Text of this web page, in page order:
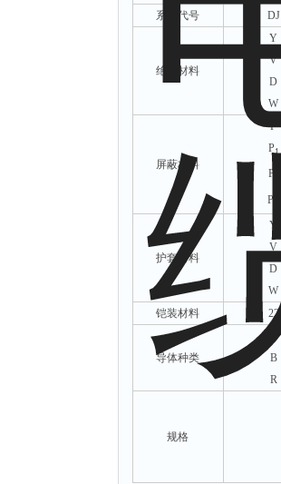
系列代号
DJ
绝缘材料
Y
V
D
W
屏蔽材料
P
P1
P
P
护套材料
Y
V
D
W
铠装材料
22
导体种类
A
B
R
规格